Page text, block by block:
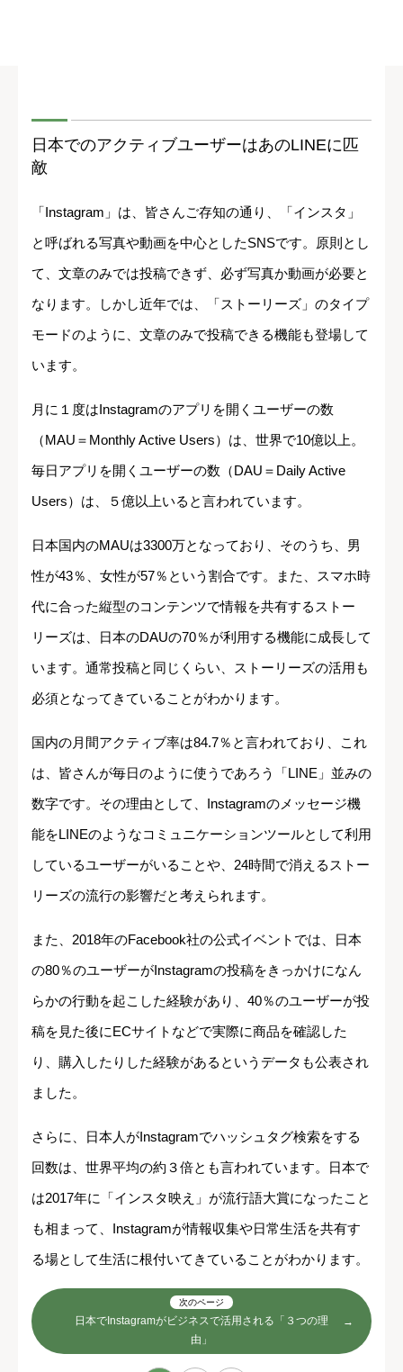
日本でのアクティブユーザーはあのLINEに匹
敵
「Instagram」は、皆さんご存知の通り、「インスタ」
と呼ばれる写真や動画を中心としたSNSです。原則とし
て、文章のみでは投稿できず、必ず写真か動画が必要と
なります。しかし近年では、「ストーリーズ」のタイプ
モードのように、文章のみで投稿できる機能も登場して
います。
月に１度はInstagramのアプリを開くユーザーの数
（MAU＝Monthly Active Users）は、世界で10億以上。
毎日アプリを開くユーザーの数（DAU＝Daily Active
Users）は、５億以上いると言われています。
日本国内のMAUは3300万となっており、そのうち、男
性が43％、女性が57％という割合です。また、スマホ時
代に合った縦型のコンテンツで情報を共有するストー
リーズは、日本のDAUの70％が利用する機能に成長して
います。通常投稿と同じくらい、ストーリーズの活用も
必須となってきていることがわかります。
国内の月間アクティブ率は84.7％と言われており、これ
は、皆さんが毎日のように使うであろう「LINE」並みの
数字です。その理由として、Instagramのメッセージ機
能をLINEのようなコミュニケーションツールとして利用
しているユーザーがいることや、24時間で消えるストー
リーズの流行の影響だと考えられます。
また、2018年のFacebook社の公式イベントでは、日本
の80％のユーザーがInstagramの投稿をきっかけになん
らかの行動を起こした経験があり、40％のユーザーが投
稿を見た後にECサイトなどで実際に商品を確認した
り、購入したりした経験があるというデータも公表され
ました。
さらに、日本人がInstagramでハッシュタグ検索をする
回数は、世界平均の約３倍とも言われています。日本で
は2017年に「インスタ映え」が流行語大賞になったこと
も相まって、Instagramが情報収集や日常生活を共有す
る場として生活に根付いてきていることがわかります。
次のページ
日本でInstagramがビジネスで活用される「３つの理
由」